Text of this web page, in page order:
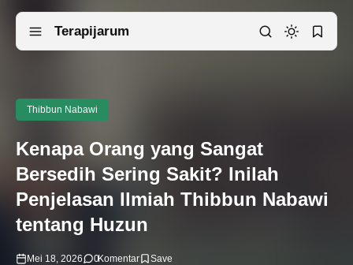
Terapijarum
Thibbun Nabawi
Kenapa Orang yang Sangat
Bersedih Sering Sakit? Inilah
Penjelasan Ilmiah Thibbun Nabawi
tentang Huzun
Mei 18, 2026 0Komentar